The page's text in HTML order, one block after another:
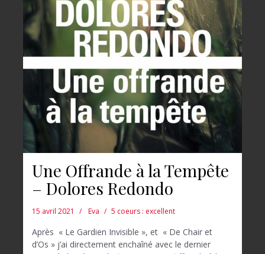
Une Offrande à la Tempête
– Dolores Redondo
15 avril 2021 Eva 5 coeurs : excellent
Après « Le Gardien Invisible », et « De Chair et
d’Os » j’ai directement enchaîné avec le dernier